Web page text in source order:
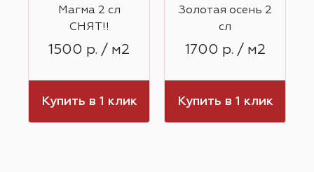
Магма 2 сл
СНЯТ!!
1500 р. / м2
Купить в 1 клик
Золотая осень 2
сл
1700 р. / м2
Купить в 1 клик